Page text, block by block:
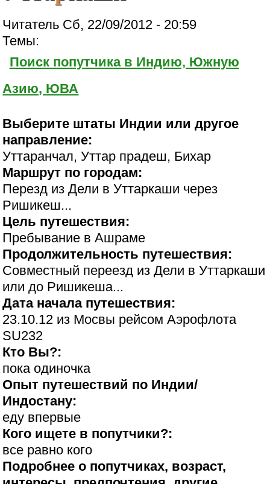
Читатель Сб, 22/09/2012 - 20:59
Темы:
Поиск попутчика в Индию, Южную
Азию, ЮВА
Выберите штаты Индии или другое
направление:
Уттаранчал, Уттар прадеш, Бихар
Маршрут по городам:
Перезд из Дели в Уттаркаши через
Ришикеш...
Цель путешествия:
Пребывание в Ашраме
Продолжительность путешествия:
Совместный переезд из Дели в Уттаркаши
или до Ришикеша...
Дата начала путешествия:
23.10.12 из Мосвы рейсом Аэрофлота
SU232
Кто Вы?:
пока одиночка
Опыт путешествий по Индии/
Индостану:
еду впервые
Кого ищете в попутчики?:
все равно кого
Подробнее о попутчиках, возраст,